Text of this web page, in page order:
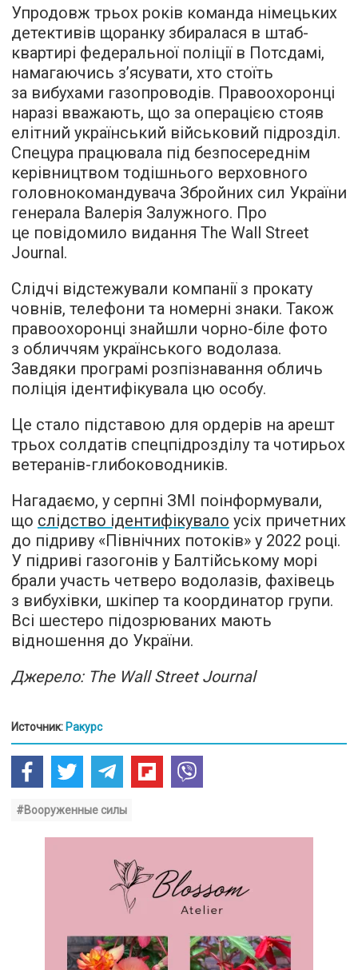
Упродовж трьох років команда німецьких
детективів щоранку збиралася в штаб-
квартирі федеральної поліції в Потсдамі,
намагаючись з’ясувати, хто стоїть
за вибухами газопроводів. Правоохоронці
наразі вважають, що за операцією стояв
елітний український військовий підрозділ.
Спецура працювала під безпосереднім
керівництвом тодішнього верховного
головнокомандувача Збройних сил України
генерала Валерія Залужного. Про
це повідомило видання The Wall Street
Journal.
Слідчі відстежували компанії з прокату
човнів, телефони та номерні знаки. Також
правоохоронці знайшли чорно-біле фото
з обличчям українського водолаза.
Завдяки програмі розпізнавання обличь
поліція ідентифікувала цю особу.
Це стало підставою для ордерів на арешт
трьох солдатів спецпідрозділу та чотирьох
ветеранів-глибоководників.
Нагадаємо, у серпні ЗМІ поінформували,
що слідство ідентифікувало усіх причетних
до підриву «Північних потоків» у 2022 році.
У підриві газогонів у Балтійському морі
брали участь четверо водолазів, фахівець
з вибухівки, шкіпер та координатор групи.
Всі шестеро підозрюваних мають
відношення до України.
Джерело: The Wall Street Journal
Источник: Ракурс
#Вооруженные силы